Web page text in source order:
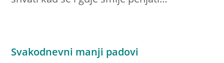
Svakodnevni manji padovi